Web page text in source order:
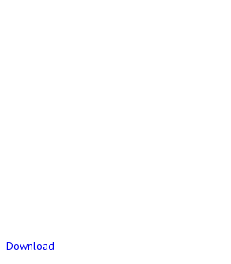
Download